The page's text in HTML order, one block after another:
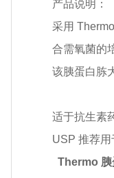
产品说明：
采用
合需氧菌的
该胰蛋白胨
适于抗生素
USP 推荐
Thermo 胰